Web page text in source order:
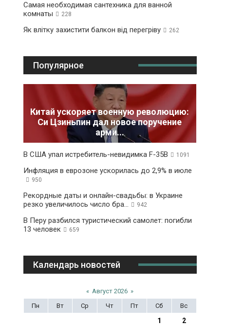
Самая необходимая сантехника для ванной
комнаты
228
Як влітку захистити балкон від перегріву 262
Популярное
Китай ускоряет военную революцию:
Си Цзиньпин дал новое поручение
арми...
В США упал истребитель-невидимка F-35B 1091
Инфляция в еврозоне ускорилась до 2,9% в июле
950
Рекордные даты и онлайн-свадьбы: в Украине
резко увеличилось число бра...
942
В Перу разбился туристический самолет: погибли
13 человек
659
Календарь новостей
« Август 2026 »
Пн
Вт Ср Чт Пт Сб Вс
1
2